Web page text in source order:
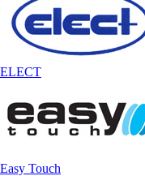
ELECT
Easy Touch